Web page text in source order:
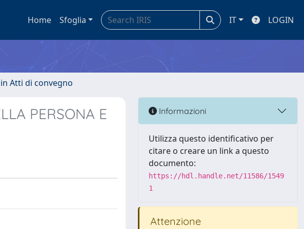
Home Sfoglia IT LOGIN
Atti di convegno
PERSONA E
Informazioni
Utilizza questo identificativo per
citare o creare un link a questo
documento:
https://hdl.handle.net/11586/1549
1
Attenzione